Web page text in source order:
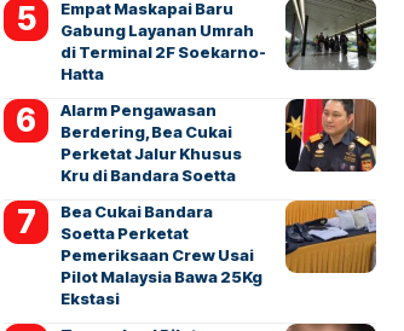
Empat Maskapai Baru
Gabung Layanan Umrah
di Terminal 2F Soekarno-
Hatta
Alarm Pengawasan
Berdering, Bea Cukai
Perketat Jalur Khusus
Kru di Bandara Soetta
Bea Cukai Bandara
Soetta Perketat
Pemeriksaan Crew Usai
Pilot Malaysia Bawa 25Kg
Ekstasi